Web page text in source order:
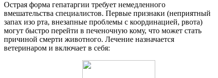
Острая форма гепатаргии требует немедленного
вмешательства специалистов. Первые признаки (неприятный
запах изо рта, внезапные проблемы с координацией, рвота)
могут быстро перейти в печеночную кому, что может стать
причиной смерти животного. Лечение назначается
ветеринаром и включает в себя: